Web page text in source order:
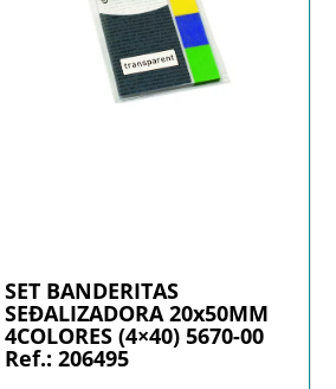
SET BANDERITAS
SEÐALIZADORA 20x50MM
4COLORES (4×40) 5670-00
Ref.: 206495